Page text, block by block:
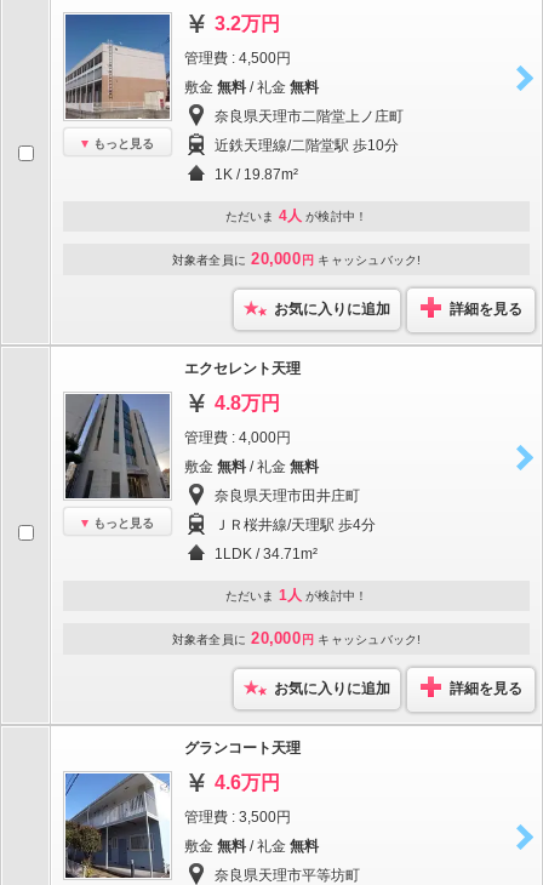
もっと見る
3.2万円
管理費 : 4,500円
敷金 無料 / 礼金 無料
奈良県天理市二階堂上ノ庄町
近鉄天理線/二階堂駅 歩10分
1K / 19.87m²
ただいま 4人 が検討中！
対象者全員に 20,000 円 キャッシュバック!
お気に入りに追加 詳細を見る
もっと見る
エクセレント天理
4.8万円
管理費 : 4,000円
敷金 無料 / 礼金 無料
奈良県天理市田井庄町
ＪＲ桜井線/天理駅 歩4分
1LDK / 34.71m²
ただいま 1人 が検討中！
対象者全員に 20,000 円 キャッシュバック!
お気に入りに追加 詳細を見る
グランコート天理
4.6万円
管理費 : 3,500円
敷金 無料 / 礼金 無料
奈良県天理市平等坊町